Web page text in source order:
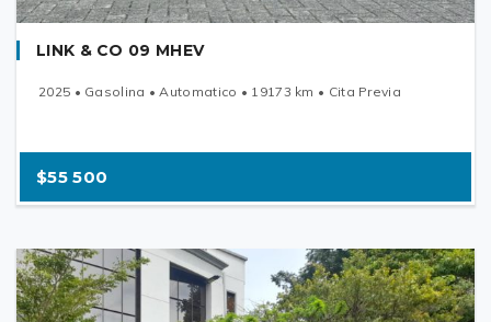
LINK & CO 09 MHEV
2025 • Gasolina • Automatico • 19173 km • Cita Previa
$55 500